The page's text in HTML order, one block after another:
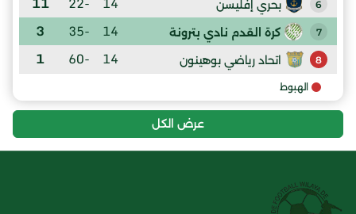
6 بحري إفليسن
7 كرة القدم نادي بترونة 14
-35
3
8 اتحاد رياضي بوهينون 14
-60
1
الهبوط
عرض الكل